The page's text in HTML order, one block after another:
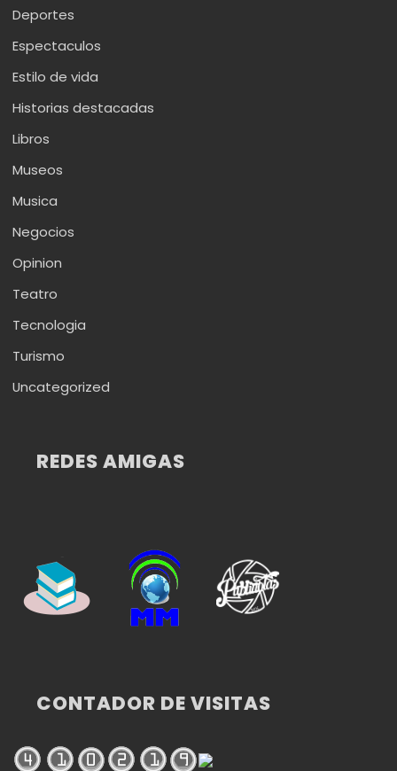
Deportes
Espectaculos
Estilo de vida
Historias destacadas
Libros
Museos
Musica
Negocios
Opinion
Teatro
Tecnologia
Turismo
Uncategorized
REDES AMIGAS
CONTADOR DE VISITAS